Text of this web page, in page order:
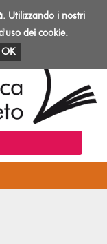
Toggle
E RISORSE
Utilizzando i nostri
dei cookie.
OK